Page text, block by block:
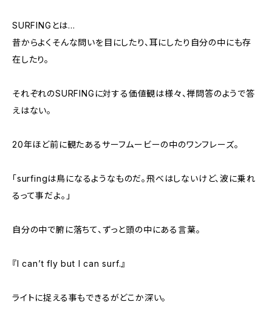
SURFINGとは…
昔からよくそんな問いを目にしたり、耳にしたり自分の中にも存
在したり。
それぞれのSURFINGに対する価値観は様々、禅問答のようで答
えはない。
20年ほど前に観たあるサーフムービーの中のワンフレーズ。
「surfingは鳥になるようなものだ。飛べはしないけど、波に乗れ
るって事だよ。」
自分の中で腑に落ちて、ずっと頭の中にある言葉。
『I can’t fly but I can surf.』
ライトに捉える事もできるがどこか深い。